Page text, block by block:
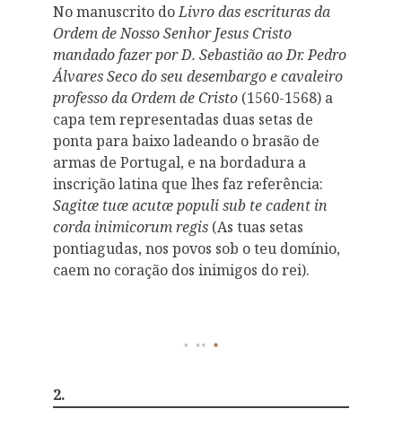
No manuscrito do Livro das escrituras da
Ordem de Nosso Senhor Jesus Cristo
mandado fazer por D. Sebastião ao Dr. Pedro
Álvares Seco do seu desembargo e cavaleiro
professo da Ordem de Cristo (1560-1568) a
capa tem representadas duas setas de
ponta para baixo ladeando o brasão de
armas de Portugal, e na bordadura a
inscrição latina que lhes faz referência:
Sagitæ tuæ acutæ populi sub te cadent in
corda inimicorum regis (As tuas setas
pontiagudas, nos povos sob o teu domínio,
caem no coração dos inimigos do rei).
2.